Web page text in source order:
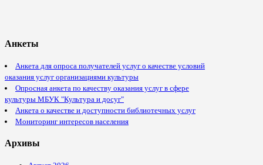
Анкеты
Анкета для опроса получателей услуг о качестве условий
оказания услуг организациями культуры
Опросная анкета по качеству оказания услуг в сфере
культуры МБУК "Культура и досуг"
Анкета о качестве и доступности библиотечных услуг
Мониторинг интересов населения
Архивы